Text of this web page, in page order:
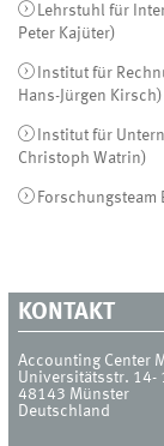
Lehrstuhl für
Peter Kajüter)
Institut für
Hans-Jürgen Kirsch)
Institut für
Christoph Watrin)
Forschungsteam
KONTAKT
Accounting Center
Universitätsstr. 14-
48143 Münster
Deutschland